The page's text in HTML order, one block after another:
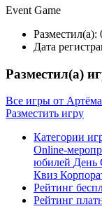
Event Game
Разместил(а):
Дата
Разместил(а)
Все игры от
Разместить игру
Категории
Online-
юбилей День
Квиз
Рейтинг
Рейтинг